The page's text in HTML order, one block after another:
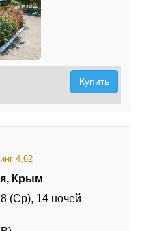
Купить
4.62
Крым
(Ср), 14 ночей